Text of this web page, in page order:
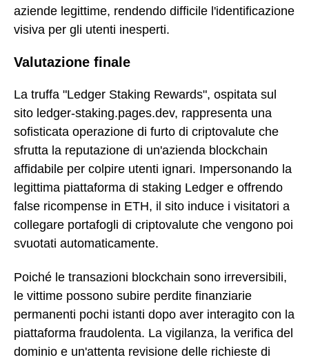
aziende legittime, rendendo difficile l'identificazione
visiva per gli utenti inesperti.
Valutazione finale
La truffa "Ledger Staking Rewards", ospitata sul
sito ledger-staking.pages.dev, rappresenta una
sofisticata operazione di furto di criptovalute che
sfrutta la reputazione di un'azienda blockchain
affidabile per colpire utenti ignari. Impersonando la
legittima piattaforma di staking Ledger e offrendo
false ricompense in ETH, il sito induce i visitatori a
collegare portafogli di criptovalute che vengono poi
svuotati automaticamente.
Poiché le transazioni blockchain sono irreversibili,
le vittime possono subire perdite finanziarie
permanenti pochi istanti dopo aver interagito con la
piattaforma fraudolenta. La vigilanza, la verifica del
dominio e un'attenta revisione delle richieste di